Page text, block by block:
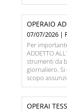
OPERAIO
07/07/2026 |
Per
ADDETTO
strumenti da
giornaliero.
scopo
OPERAI